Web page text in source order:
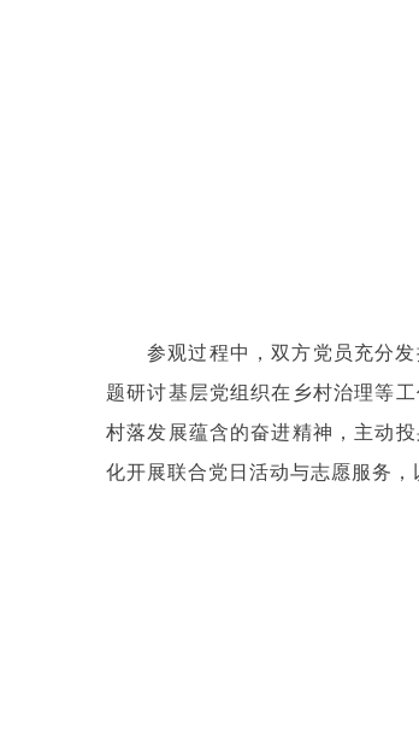
参观过程中，双方党员充分
题研讨基层党组织在乡村治理等
村落发展蕴含的奋进精神，主动
化开展联合党日活动与志愿服务